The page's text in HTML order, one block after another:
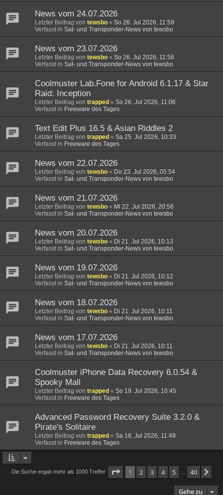
News vom 24.07.2026
Letzter Beitrag von tewsbo « So 26. Jul 2026, 11:59
Verfasst in Sat- und Transponder-News von tewsbo
News vom 23.07.2026
Letzter Beitrag von tewsbo « So 26. Jul 2026, 11:58
Verfasst in Sat- und Transponder-News von tewsbo
Coolmuster Lab.Fone for Android 6.1.17 & Star
Raid: Inception
Letzter Beitrag von trapped « So 26. Jul 2026, 11:06
Verfasst in Freeware des Tages
Text Edit Plus 16.5 & Asian Riddles 2
Letzter Beitrag von trapped « Sa 25. Jul 2026, 10:33
Verfasst in Freeware des Tages
News vom 22.07.2026
Letzter Beitrag von tewsbo « Do 23. Jul 2026, 05:54
Verfasst in Sat- und Transponder-News von tewsbo
News vom 21.07.2026
Letzter Beitrag von tewsbo « Mi 22. Jul 2026, 20:56
Verfasst in Sat- und Transponder-News von tewsbo
News vom 20.07.2026
Letzter Beitrag von tewsbo « Di 21. Jul 2026, 10:13
Verfasst in Sat- und Transponder-News von tewsbo
News vom 19.07.2026
Letzter Beitrag von tewsbo « Di 21. Jul 2026, 10:12
Verfasst in Sat- und Transponder-News von tewsbo
News vom 18.07.2026
Letzter Beitrag von tewsbo « Di 21. Jul 2026, 10:11
Verfasst in Sat- und Transponder-News von tewsbo
News vom 17.07.2026
Letzter Beitrag von tewsbo « Di 21. Jul 2026, 10:11
Verfasst in Sat- und Transponder-News von tewsbo
Coolmuster iPhone Data Recovery 6.0.54 &
Spooky Mall
Letzter Beitrag von trapped « So 19. Jul 2026, 10:45
Verfasst in Freeware des Tages
Advanced Password Recovery Suite 3.2.0 &
Pirate's Solitaire
Letzter Beitrag von trapped « Sa 18. Jul 2026, 11:49
Verfasst in Freeware des Tages
Die Suche ergab mehr als 1000 Treffer Seite 1von 40
1 2 3 4 5 40
Gehe zu